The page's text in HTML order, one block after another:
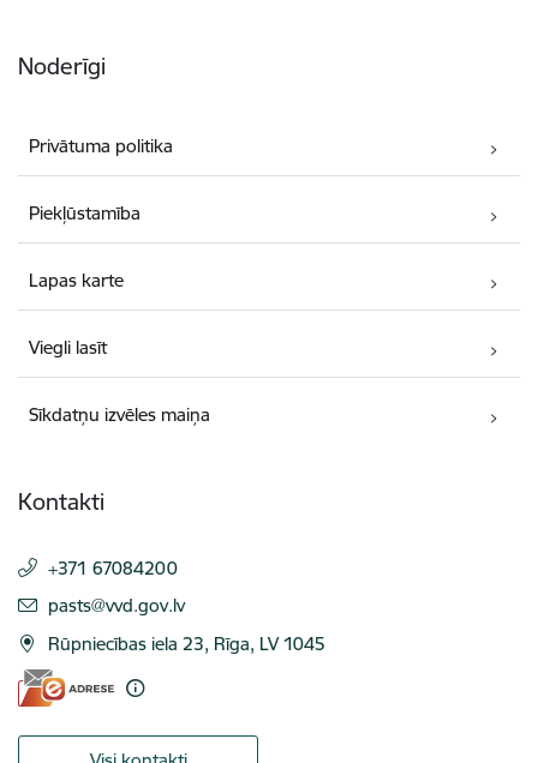
Noderīgi
Privātuma politika
Piekļūstamība
Lapas karte
Viegli lasīt
Sīkdatņu izvēles maiņa
Kontakti
+371 67084200
E-pasts:
pasts@vvd.gov.lv
Rūpniecības iela 23, Rīga, LV 1045